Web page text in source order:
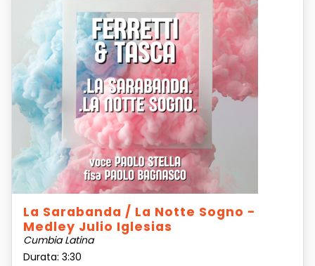
La Sarabanda / La Notte Sogno -
Medley Julio Iglesias
Cumbia Latina
Durata: 3:30